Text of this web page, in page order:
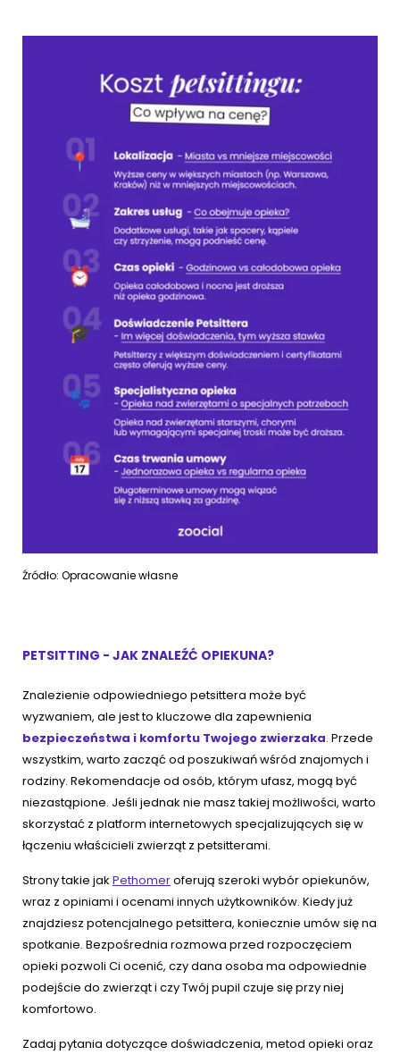
Źródło: Opracowanie własne
PETSITTING - JAK ZNALEŹĆ OPIEKUNA?
Znalezienie odpowiedniego petsittera może być
wyzwaniem, ale jest to kluczowe dla zapewnienia
bezpieczeństwa i komfortu Twojego zwierzaka. Przede
wszystkim, warto zacząć od poszukiwań wśród znajomych i
rodziny. Rekomendacje od osób, którym ufasz, mogą być
niezastąpione. Jeśli jednak nie masz takiej możliwości, warto
skorzystać z platform internetowych specjalizujących się w
łączeniu właścicieli zwierząt z petsitterami.
Strony takie jak Pethomeroferują szeroki wybór opiekunów,
wraz z opiniami i ocenami innych użytkowników. Kiedy już
znajdziesz potencjalnego petsittera, koniecznie umów się na
spotkanie. Bezpośrednia rozmowa przed rozpoczęciem
opieki pozwoli Ci ocenić, czy dana osoba ma odpowiednie
podejście do zwierząt i czy Twój pupil czuje się przy niej
komfortowo.
Zadaj pytania dotyczące doświadczenia, metod opieki oraz